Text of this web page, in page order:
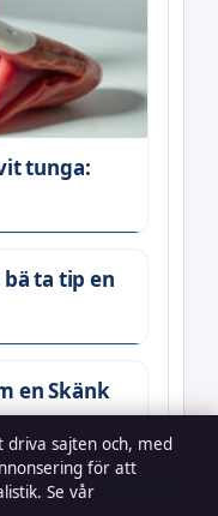
tunga:
ta tip en
en Skänk
driva sajten och, med
för att
Se vår